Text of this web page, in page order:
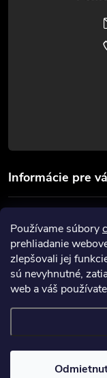
Používame súbory
prehliadanie
zlepšovali jej
sú nevyhnutné,
web a váš
Informácie pre
Prijímame